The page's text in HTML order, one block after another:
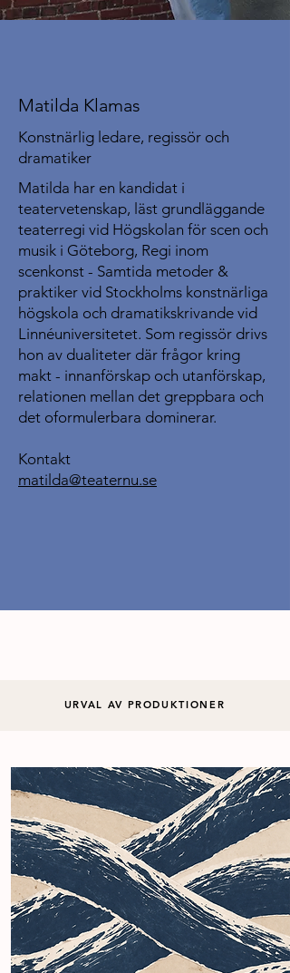
Matilda Klamas
Konstnärlig ledare, regissör och
dramatiker
Matilda har en kandidat i
teatervetenskap, läst grundläggande
teaterregi vid Högskolan för scen och
musik i Göteborg, Regi inom
scenkonst - Samtida metoder &
praktiker vid Stockholms konstnärliga
högskola och dramatikskrivande vid
Linnéuniversitetet. Som regissör drivs
hon av dualiteter där frågor kring
makt - innanförskap och utanförskap,
relationen mellan det greppbara och
det oformulerbara dominerar.
Kontakt
matilda@teaternu.se
URVAL AV PRODUKTIONER